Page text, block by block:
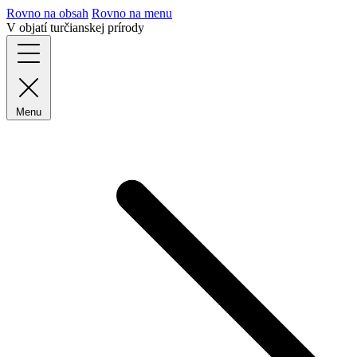
Rovno na obsah Rovno na menu
V objatí turčianskej prírody
Menu